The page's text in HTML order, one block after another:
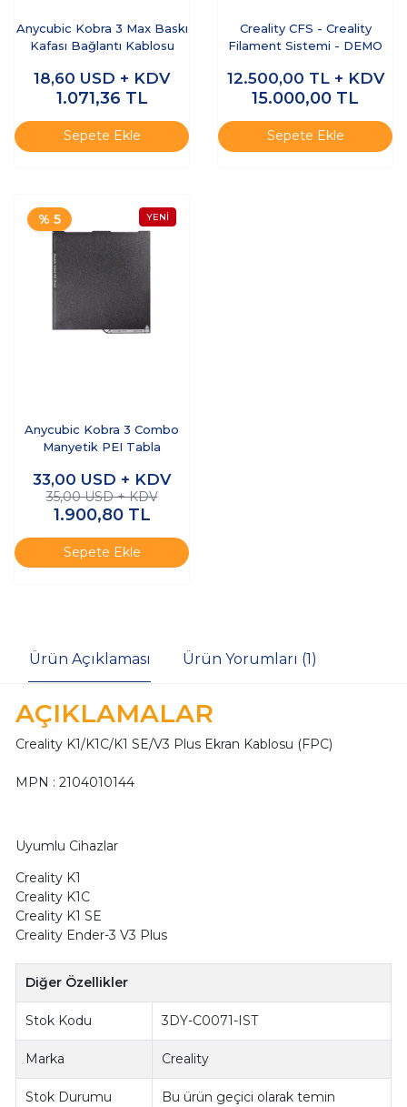
Anycubic Kobra 3 Max Baskı
Kafası Bağlantı Kablosu
18,60 USD + KDV
1.071,36 TL
Sepete Ekle
Creality CFS - Creality
Filament Sistemi - DEMO
12.500,00 TL + KDV
15.000,00 TL
Sepete Ekle
% 5
Anycubic Kobra 3 Combo
Manyetik PEI Tabla
33,00 USD + KDV
35,00 USD + KDV
1.900,80 TL
Sepete Ekle
Ürün Açıklaması Ürün Yorumları (1)
AÇIKLAMALAR
Creality K1/K1C/K1 SE/V3 Plus Ekran Kablosu (FPC)
MPN : 2104010144
Uyumlu Cihazlar
Creality K1
Creality K1C
Creality K1 SE
Creality Ender-3 V3 Plus
Diğer Özellikler
Stok Kodu 3DY-C0071-IST
Marka Creality
Stok Durumu
Bu ürün geçici olarak temin